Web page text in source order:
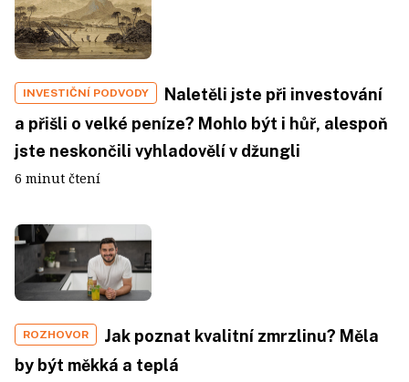
INVESTIČNÍ PODVODY
Naletěli jste při investování
a přišli o velké peníze? Mohlo být i hůř, alespoň
jste neskončili vyhladovělí v džungli
6 minut čtení
ROZHOVOR
Jak poznat kvalitní zmrzlinu? Měla
by být měkká a teplá